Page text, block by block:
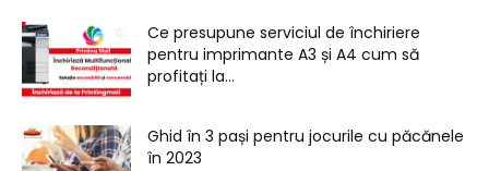
Ce presupune serviciul de închiriere
pentru imprimante A3 și A4 cum să
profitați la...
Ghid în 3 pași pentru jocurile cu păcănele
în 2023